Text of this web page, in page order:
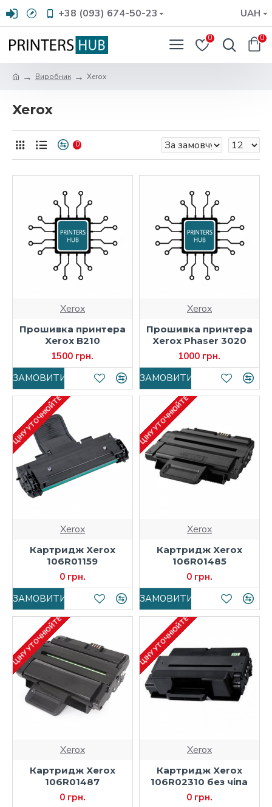
+38 (093) 674-50-23 UAH
0 0
Виробник Xerox
Xerox
0
Xerox
Прошивка принтера
Xerox B210
1500 грн.
ЗАМОВИТИ
Xerox
Прошивка принтера
Xerox Phaser 3020
1000 грн.
ЗАМОВИТИ
ЦІНУ УТОЧНЮЙТЕ
Xerox
Картридж Xerox
106R01159
0 грн.
ЗАМОВИТИ
ЦІНУ УТОЧНЮЙТЕ
Xerox
Картридж Xerox
106R01485
0 грн.
ЗАМОВИТИ
ЦІНУ УТОЧНЮЙТЕ
Xerox
Картридж Xerox
106R01487
0 грн.
ЦІНУ УТОЧНЮЙТЕ
Xerox
Картридж Xerox
106R02310 без чіпа
0 грн.